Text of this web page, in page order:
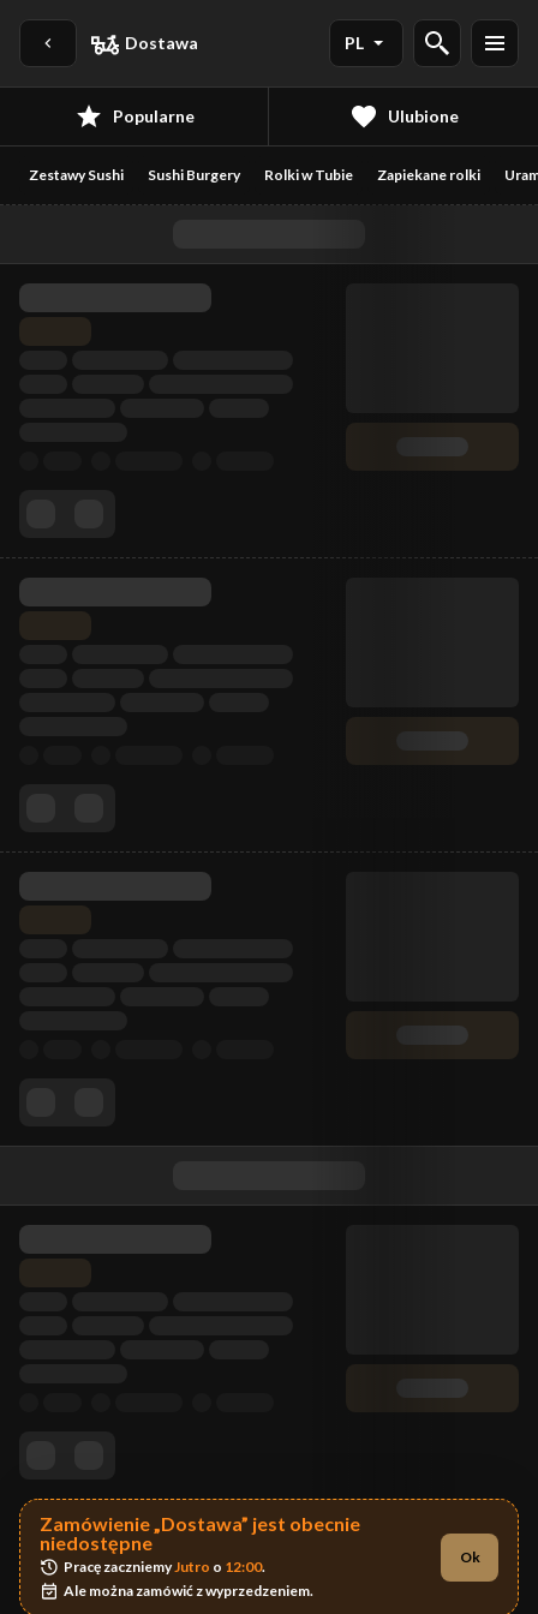
Dostawa PL
Popularne Ulubione
Zestawy Sushi Sushi Burgery Rolki w Tubie Zapiekane rolki
Zamówienie „Dostawa” jest obecnie
niedostępne
Pracę zaczniemy Jutro o 12:00.
Ale można zamówić z wyprzedzeniem.
Ok